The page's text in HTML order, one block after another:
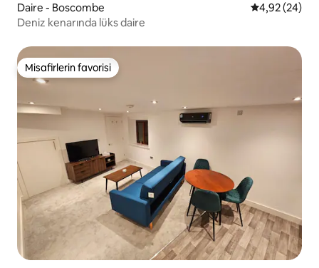
Daire - Boscombe 5 üzerinden
4,92 (24)
Deniz kenarında lüks daire
Misafirlerin favorisi
Misafirlerin favorisi